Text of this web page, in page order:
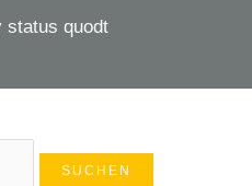
status quodt
SUCHEN